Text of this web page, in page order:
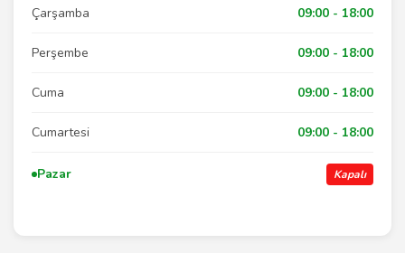
Çarşamba 09:00 - 18:00
Perşembe 09:00 - 18:00
Cuma 09:00 - 18:00
Cumartesi 09:00 - 18:00
Pazar Kapalı